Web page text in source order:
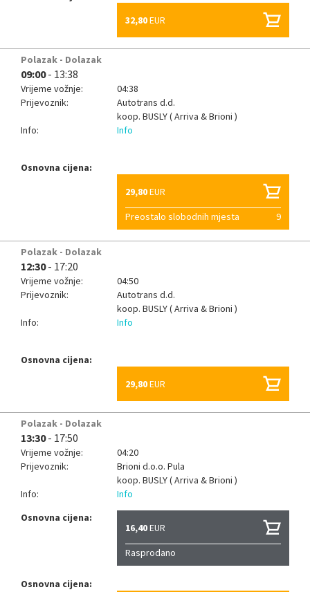
32,80EUR
Polazak - Dolazak
09:00- 13:38
Vrijeme vožnje:
04:38
Prijevoznik:
Autotrans d.d.
koop. BUSLY ( Arriva & Brioni )
Info:
Info
Osnovna cijena:
29,80EUR
Preostalo slobodnih mjesta
9
Polazak - Dolazak
12:30- 17:20
Vrijeme vožnje:
04:50
Prijevoznik:
Autotrans d.d.
koop. BUSLY ( Arriva & Brioni )
Info:
Info
Osnovna cijena:
29,80EUR
Polazak - Dolazak
13:30- 17:50
Vrijeme vožnje:
04:20
Prijevoznik:
Brioni d.o.o. Pula
koop. BUSLY ( Arriva & Brioni )
Info:
Info
Osnovna cijena:
16,40EUR
Rasprodano
Osnovna cijena: